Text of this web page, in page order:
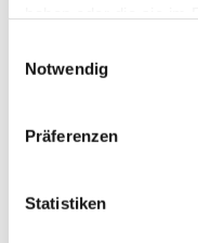
Notwendig
Präferenzen
Statistiken
Ergebnisse: